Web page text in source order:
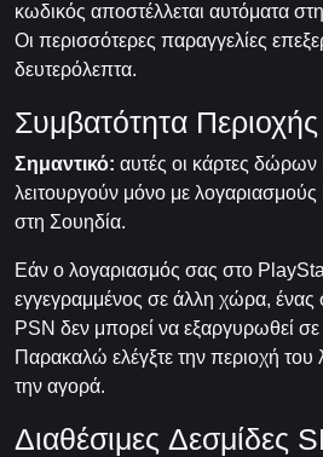
κωδικός αποστέλλεται αυτόματα
Οι περισσότερες παραγγελίες
δευτερόλεπτα.
Συμβατότητα
Σημαντικό: αυτές οι κάρτες
λειτουργούν μόνο με
στη Σουηδία.
Εάν ο λογαριασμός σας στο
εγγεγραμμένος σε άλλη χώρα, ένας
PSN δεν μπορεί να εξαργυρωθεί
Παρακαλώ ελέγξτε την περιοχή
την αγορά.
Διαθέσιμες Δεσμίδες